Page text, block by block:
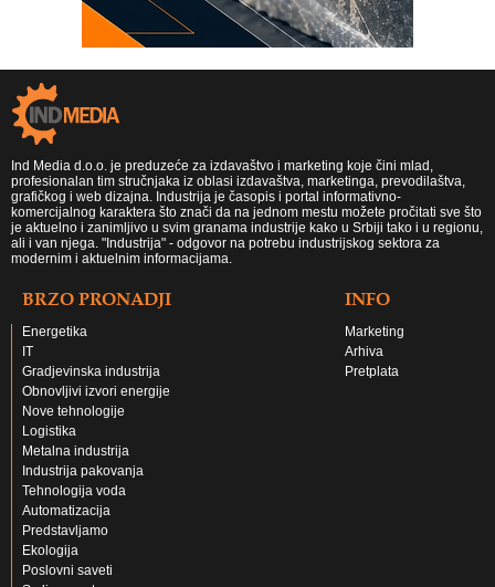
Ind Media d.o.o. je preduzeće za izdavaštvo i marketing koje čini mlad,
profesionalan tim stručnjaka iz oblasi izdavaštva, marketinga, prevodilaštva,
grafičkog i web dizajna. Industrija je časopis i portal informativno-
komercijalnog karaktera što znači da na jednom mestu možete pročitati sve što
je aktuelno i zanimljivo u svim granama industrije kako u Srbiji tako i u regionu,
ali i van njega. "Industrija" - odgovor na potrebu industrijskog sektora za
modernim i aktuelnim informacijama.
BRZO PRONADJI
Energetika
IT
Gradjevinska industrija
Obnovljivi izvori energije
Nove tehnologije
Logistika
Metalna industrija
Industrija pakovanja
Tehnologija voda
Automatizacija
Predstavljamo
Ekologija
Poslovni saveti
INFO
Marketing
Arhiva
Pretplata